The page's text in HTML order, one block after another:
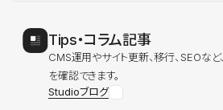
Tips・コラム記事
CMS運用やサイト更新、移行、SEOな
を確認できます。
Studioブログ